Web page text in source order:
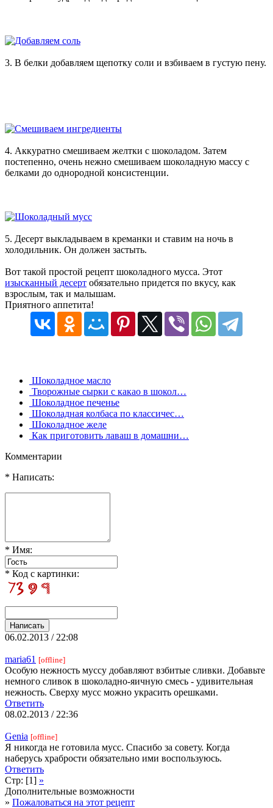
3. В белки добавляем щепотку соли и взбиваем в густую пену.
4. Аккуратно смешиваем желтки с шоколадом. Затем
постепенно, очень нежно смешиваем шоколадную массу с
белками до однородной консистенции.
5. Десерт выкладываем в креманки и ставим на ночь в
холодильник. Он должен застыть.
Вот такой простой рецепт шоколадного мусса. Этот
изысканный десерт обязательно придется по вкусу, как
взрослым, так и малышам.
Приятного аппетита!
Шоколадное масло
Творожные сырки с какао в шокол…
Шоколадное печенье
Шоколадная колбаса по классичес…
Шоколадное желе
Как приготовить лаваш в домашни…
Комментарии
* Написать:
* Имя:
* Код с картинки:
06.02.2013 / 22:08
maria61 [offline]
Особую нежность муссу добавляют взбитые сливки. Добавьте
немного сливок в шоколадно-яичную смесь - удивительная
нежность. Сверху мусс можно украсить орешками.
Ответить
08.02.2013 / 22:36
Genia [offline]
Я никогда не готовила мусс. Спасибо за совету. Когда
наберусь храбрости обязательно ими воспользуюсь.
Ответить
Стр: [1] »
Дополнительные возможности
» Пожаловаться на этот рецепт